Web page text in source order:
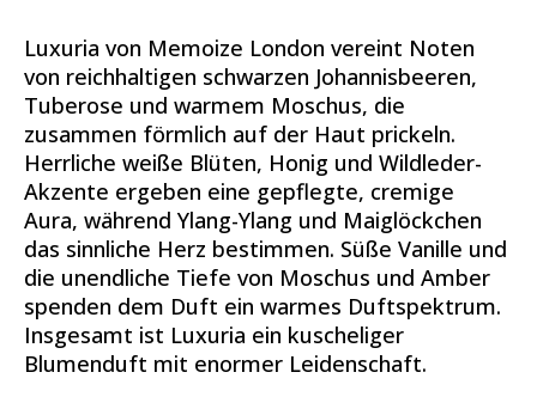
Luxuria von Memoize London vereint Noten
von reichhaltigen schwarzen Johannisbeeren,
Tuberose und warmem Moschus, die
zusammen förmlich auf der Haut prickeln.
Herrliche weiße Blüten, Honig und Wildleder-
Akzente ergeben eine gepflegte, cremige
Aura, während Ylang-Ylang und Maiglöckchen
das sinnliche Herz bestimmen. Süße Vanille und
die unendliche Tiefe von Moschus und Amber
spenden dem Duft ein warmes Duftspektrum.
Insgesamt ist Luxuria ein kuscheliger
Blumenduft mit enormer Leidenschaft.